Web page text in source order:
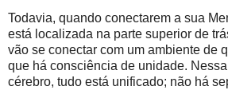
Todavia, quando conectarem a sua
está localizada na parte superior de
vão se conectar com um ambiente de
que há consciência de unidade.
cérebro, tudo está unificado; não há